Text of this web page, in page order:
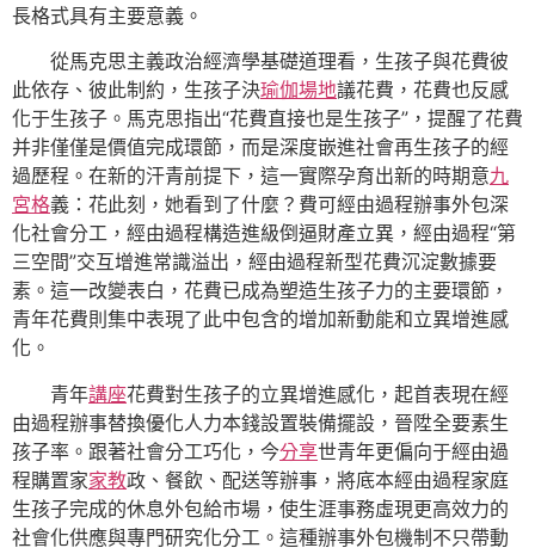
長格式具有主要意義。
從馬克思主義政治經濟學基礎道理看，生孩子與花費彼
此依存、彼此制約，生孩子決瑜伽場地議花費，花費也反感
化于生孩子。馬克思指出“花費直接也是生孩子”，提醒了花費
并非僅僅是價值完成環節，而是深度嵌進社會再生孩子的經
過歷程。在新的汗青前提下，這一實際孕育出新的時期意九
宮格義：花此刻，她看到了什麼？費可經由過程辦事外包深
化社會分工，經由過程構造進級倒逼財產立異，經由過程“第
三空間”交互增進常識溢出，經由過程新型花費沉淀數據要
素。這一改變表白，花費已成為塑造生孩子力的主要環節，
青年花費則集中表現了此中包含的增加新動能和立異增進感
化。
青年講座花費對生孩子的立異增進感化，起首表現在經
由過程辦事替換優化人力本錢設置裝備擺設，晉陞全要素生
孩子率。跟著社會分工巧化，今分享世青年更偏向于經由過
程購置家家教政、餐飲、配送等辦事，將底本經由過程家庭
生孩子完成的休息外包給市場，使生涯事務虛現更高效力的
社會化供應與專門研究化分工。這種辦事外包機制不只帶動